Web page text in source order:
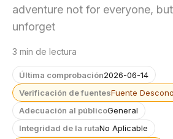
adventure not for everyone,
unforget
3 min de lectura
Última comprobación2026-06-14
Verificación de fuentesFuente
Adecuación al públicoGeneral
Integridad de la rutaNo Aplicable